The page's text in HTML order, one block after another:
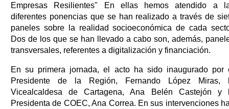
Empresas Resilientes" En ellas hemos atendido a
diferentes ponencias que se han realizado a través de
paneles sobre la realidad socioeconómica de cada
Dos de los que se han llevado a cabo son, además,
transversales, referentes a digitalización y financiación.
En su primera jornada, el acto ha sido inaugurado por
Presidente de la Región, Fernando López Miras,
Vicealcaldesa de Cartagena, Ana Belén Castejón y
Presidenta de COEC, Ana Correa. En sus intervenciones